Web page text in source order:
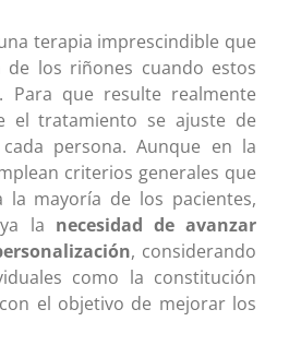
terapia imprescindible que
de los riñones cuando estos
Para que resulte realmente
el tratamiento se ajuste de
persona. Aunque en la
criterios generales que
la mayoría de los pacientes,
la necesidad de avanzar
, considerando
como la constitución
el objetivo de mejorar los